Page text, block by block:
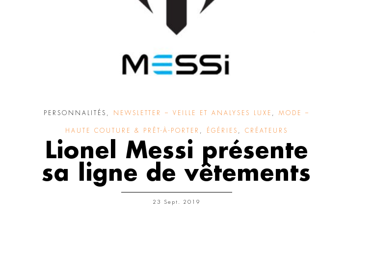
PERSONNALITÉS NEWSLETTER – VEILLE ET ANALYSES LUXE MODE –
HAUTE COUTURE & PRÊT-À-PORTER ÉGÉRIES CRÉATEURS
Lionel Messi présente
sa ligne de vêtements
23 Sept. 2019